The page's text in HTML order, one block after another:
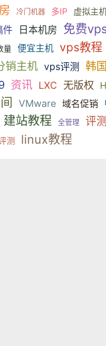
冷门机器 多IP 虚拟主
件 日本机房 免费
量 便宜主机 vps教程
销主机 vps评测 韩
资讯 LXC 无版权
VMware 域名促销
建站教程 全管理 评测
测 linux教程